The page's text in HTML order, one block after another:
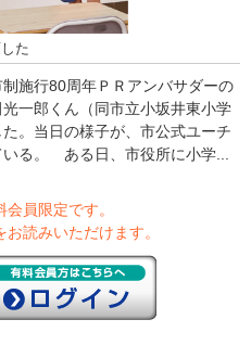
た
施行80周年ＰＲアンバサダーの
一郎くん（同市立小坂井東小学
。当日の様子が、市公式ユーチ
る。 ある日、市役所に小学...
員限定です。
読みいただけます。